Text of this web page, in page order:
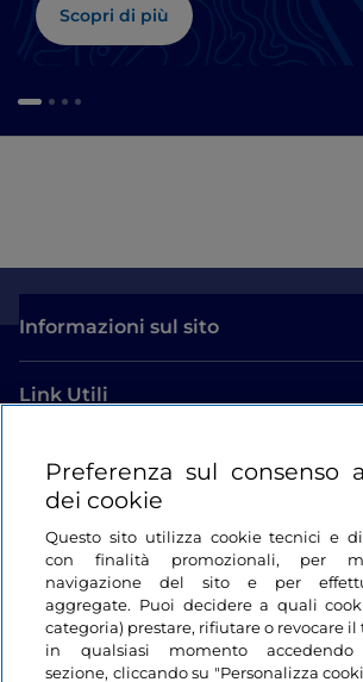
Scopri di più
Informazioni sul sito
Link Utili
Login
Restiamo in contatto
Preferenza sul consenso
dei cookie
Questo sito utilizza cookie tecnici e
con finalità promozionali, per
navigazione del sito e per
aggregate. Puoi decidere a quali
categoria) prestare, rifiutare o revocare il
in qualsiasi momento accedendo
sezione, cliccando su "Personalizza